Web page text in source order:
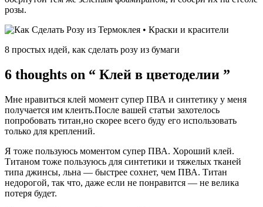
розы.
8 простых идей, как сделать розу из бумаги
6 thoughts on “ Клей в цветоделии ”
Мне нравиться клей момент супер ПВА и синтетику у меня
получается им клеить.После вашей статьи захотелось
попробовать титан,но скорее всего буду его использовать
только для креплений.
Я тоже пользуюсь моментом супер ПВА. Хороший клей.
Титаном тоже пользуюсь для синтетики и тяжелых тканей
типа джинсы, льна — быстрее сохнет, чем ПВА. Титан
недорогой, так что, даже если не понравится — не велика
потеря будет.